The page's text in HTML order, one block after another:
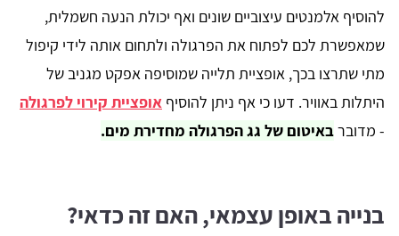
להוסיף אלמנטים עיצוביים שונים ואף יכולת הנעה חשמלית,
שמאפשרת לכם לפתוח את הפרגולה ולתחום אותה לידי קיפול
מתי שתרצו בכך, אופציית תלייה שמוסיפה אפקט מגניב של
היתלות באוויר. דעו כי אף ניתן להוסיף אופציית קירוי לפרגולה
- מדוברבאיטום של גג הפרגולה מחדירת מים.
בנייה באופן עצמאי, האם זה כדאי?